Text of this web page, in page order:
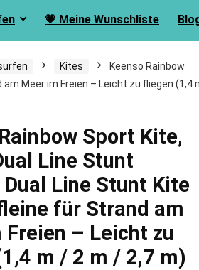
💗 Meine Wunschliste
Kites
Keenso Rainbow
Meer im Freien – Leicht zu fliegen (1,4
Sport Kite,
Line Stunt
Line Stunt Kite
für Strand am
Freien – Leicht zu
m / 2 m / 2,7 m)